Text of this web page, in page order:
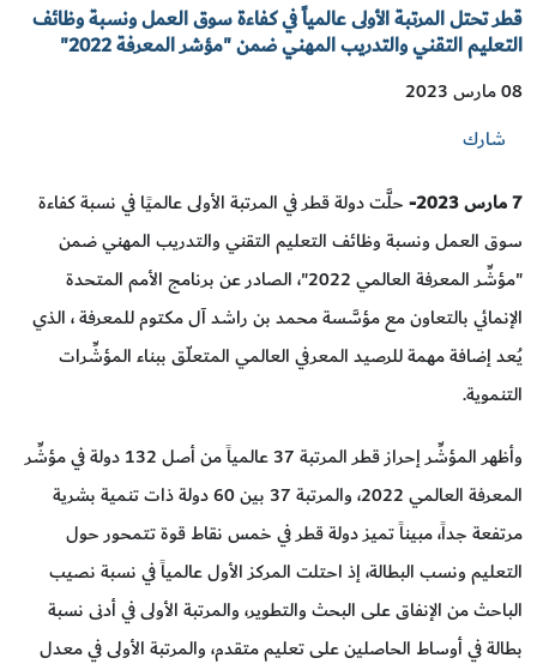
قطر تحتل المرتبة الأولى عالمياً في كفاءة سوق العمل ونسبة وظائف
التعليم التقني والتدريب المهني ضمن "مؤشر المعرفة 2022"
08 مارس 2023
شارك
7 مارس 2023-
حلَّت دولة قطر في المرتبة الأولى عالميًا في نسبة كفاءة
سوق العمل ونسبة وظائف التعليم التقني والتدريب المهني ضمن
"مؤشِّر المعرفة العالمي 2022"، الصادر عن برنامج الأمم المتحدة
الإنمائي بالتعاون مع مؤسَّسة محمد بن راشد آل مكتوم للمعرفة ، الذي
يُعد إضافة مهمة للرصيد المعرفي العالمي المتعلّق ببناء المؤشِّرات
التنموية.
وأظهر المؤشِّر إحراز قطر المرتبة 37 عالمياً من أصل 132 دولة في مؤشِّر
المعرفة العالمي 2022، والمرتبة 37 بين 60 دولة ذات تنمية بشرية
مرتفعة جداً، مبيناً تميز دولة قطر في خمس نقاط قوة تتمحور حول
التعليم ونسب البطالة، إذ احتلت المركز الأول عالمياً في نسبة نصيب
الباحث من الإنفاق على البحث والتطوير، والمرتبة الأولى في أدنى نسبة
بطالة في أوساط الحاصلين على تعليم متقدم، والمرتبة الأولى في معدل